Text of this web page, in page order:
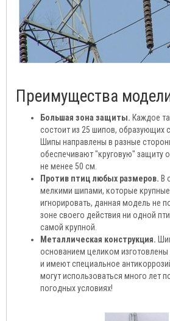
Преимущества
Большая зона защиты. Каждое
состоит из 25 шипов, образующих
Шипы направлены в разные
обеспечивают "круговую" защиту
не менее 50 см.
Против птиц любых размеров. В
мелкими шипами, которые
игнорировать, данная модель не
зоне своего действия ни одной
самой крупной.
Металлическая конструкция.
основанием целиком
и имеют специальное
могут использоваться много лет
погодных условиях!